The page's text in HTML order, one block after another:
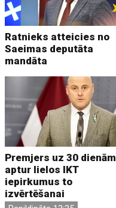
Ratnieks atteicies no
Saeimas deputāta
mandāta
Premjers uz 30 dienām
aptur lielos IKT
iepirkumus to
izvērtēšanai